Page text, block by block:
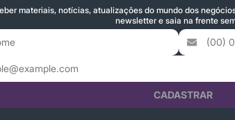
materiais, notícias, atualizações do mundo dos
newsletter e saia na frente
CADASTRAR